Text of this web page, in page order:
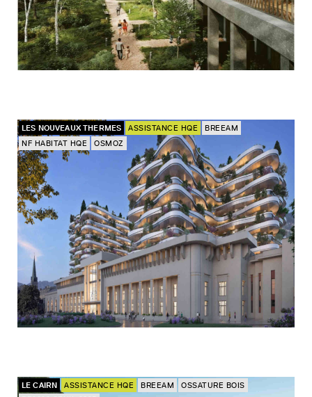
LES NOUVEAUX THERMES ASSISTANCE HQE
BREEAM
NF HABITAT HQE
OSMOZ
LE CAIRN ASSISTANCE HQE BREEAM
OSSATURE BOIS